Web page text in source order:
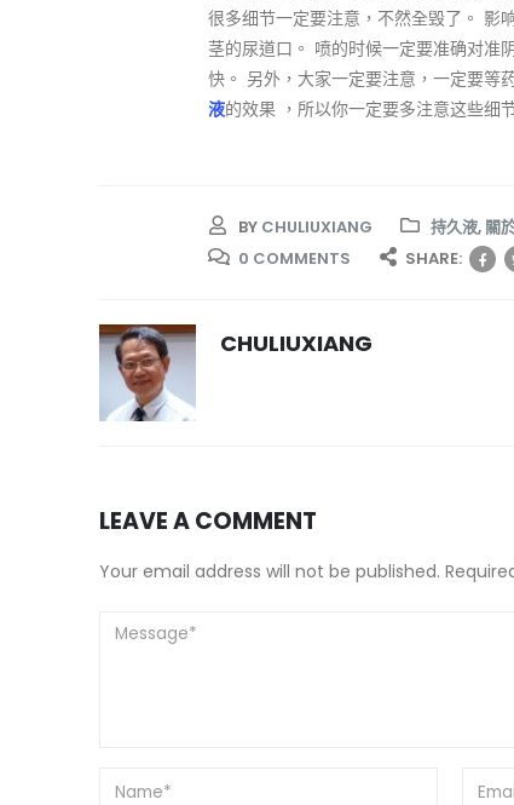
很多细节一定要注意，不然全毁了。 影
茎的尿道口。 喷的时候一定要准确对准
快。 另外，大家一定要注意，一定要等
液的效果 ，所以你一定要多注意这些细
BY CHULIUXIANG 持久液, 關
0 COMMENTS
SHARE:
CHULIUXIANG
LEAVE A COMMENT
Your email address will not be published.